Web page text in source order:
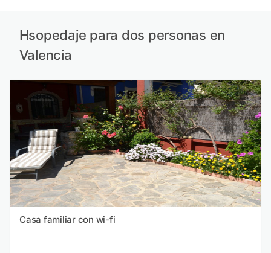
Hsopedaje para dos personas en
Valencia
Casa familiar con wi-fi